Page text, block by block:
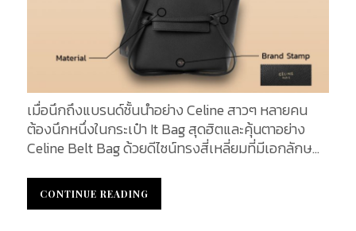
เมื่อนึกถึงแบรนด์ชั้นนำอย่าง Celine สาวๆ หลายคน
ต้องนึกหนึ่งในกระเป๋า It Bag สุดฮิตและคุ้นตาอย่าง
Celine Belt Bag ด้วยดีไซน์ทรงสี่เหลี่ยมที่มีเอกลักษณ์
และกระเป๋าสามารถจุของได้เยอะ มีขนาดที่หลากหลายให้
เลือกตามความชื่นชอบของแต่ละบุคคล และในวันนี้เราจะ
CONTINUE READING
CONTINUE READING